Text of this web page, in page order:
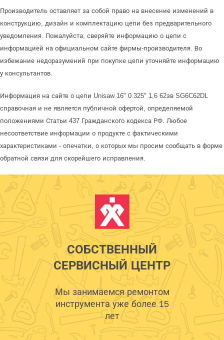
Производитель оставляет за собой право на внесение изменений в
конструкцию, дизайн и комплектацию цепи без предварительного
уведомления. Пожалуйста, сверяйте информацию о цепи с
информацией на официальном сайте фирмы-производителя. Во
избежание недоразумений при покупке цепи уточняйте информацию
у консультантов.
Информация на сайте о цепи Unisaw 16" 0.325" 1,6 62зв SG6C62DL
справочная и не является публичной офертой, определяемой
положениями Статьи 437 Гражданского кодекса РФ. Любое
несоответствие информации о продукте с фактическими
характеристиками - опечатки, о которых мы просим сообщать в форме
обратной связи для скорейшего исправления.
СОБСТВЕННЫЙ
СЕРВИСНЫЙ ЦЕНТР
Мы занимаемся ремонтом
инструмента уже более 15
лет